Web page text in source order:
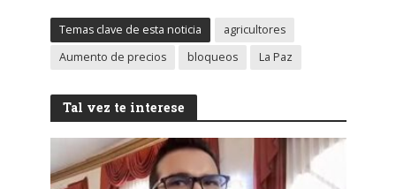
Temas clave de esta noticia
agricultores
Aumento de precios
bloqueos La Paz
Tal vez te interese